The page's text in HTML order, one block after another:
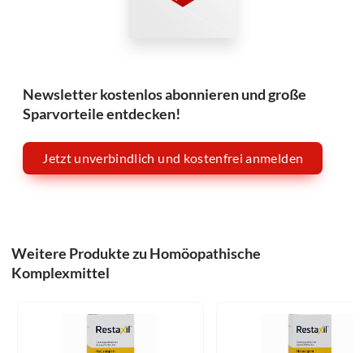
Newsletter kostenlos abonnieren und große
Sparvorteile entdecken!
Jetzt unverbindlich und kostenfrei anmelden
Weitere Produkte zu Homöopathische
Komplexmittel